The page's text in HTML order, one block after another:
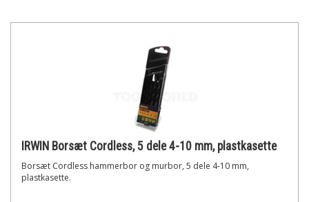
IRWIN Borsæt Cordless, 5 dele 4-10 mm, plastkasette
Borsæt Cordless hammerbor og murbor, 5 dele 4-10 mm,
plastkasette.